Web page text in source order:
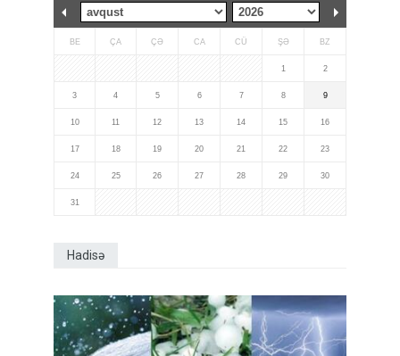
BE ÇA ÇƏ CA CÜ ŞƏ BZ
1 2
3 4 5 6 7 8 9
10 11 12 13 14 15 16
17 18 19 20 21 22 23
24 25 26 27 28 29 30
31
Hadisə